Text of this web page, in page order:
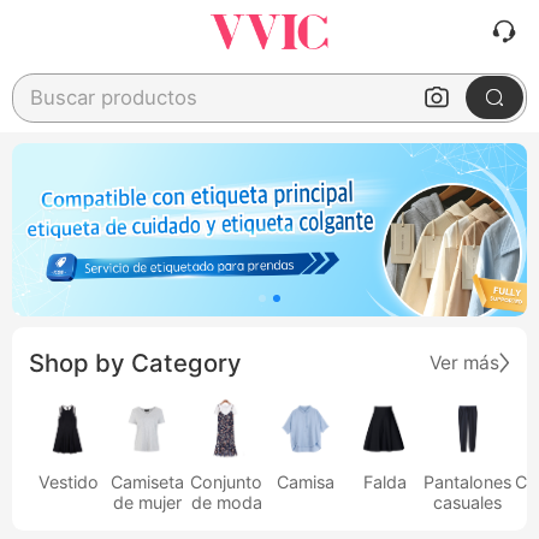
Buscar productos
Shop by Category Ver más
Vestido
Camiseta
de mujer
Conjunto
de moda
Camisa Falda
Pantalones
casuales